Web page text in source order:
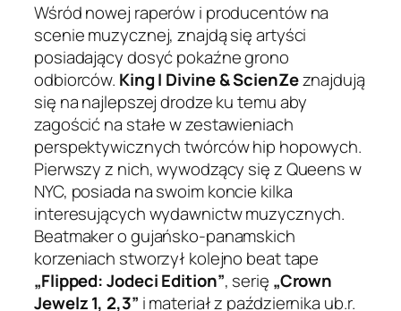
Wśród nowej raperów i producentów na
scenie muzycznej, znajdą się artyści
posiadający dosyć pokaźne grono
odbiorców. King I Divine & ScienZeznajdują
się na najlepszej drodze ku temu aby
zagościć na stałe w zestawieniach
perspektywicznych twórców hip hopowych.
Pierwszy z nich, wywodzący się z Queens w
NYC, posiada na swoim koncie kilka
interesujących wydawnictw muzycznych.
Beatmaker o gujańsko-panamskich
korzeniach stworzył kolejno beat tape
„Flipped: Jodeci Edition”, serię „Crown
Jewelz 1, 2,3” i materiał z października ub.r.